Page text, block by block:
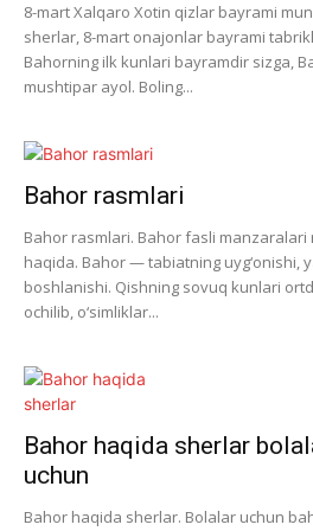
8-mart Xalqaro Xotin qizlar bayrami
sherlar, 8-mart onajonlar bayrami
Bahorning ilk kunlari bayramdir sizga,
mushtipar ayol. Boling...
Bahor rasmlari
Bahor rasmlari. Bahor fasli
haqida. Bahor — tabiatning uyg‘onishi,
boshlanishi. Qishning sovuq kunlari
ochilib, o‘simliklar...
Bahor haqida sherlar
uchun
Bahor haqida sherlar. Bolalar uchun